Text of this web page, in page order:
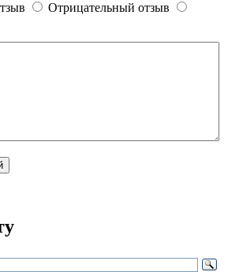
Отрицательный отзыв